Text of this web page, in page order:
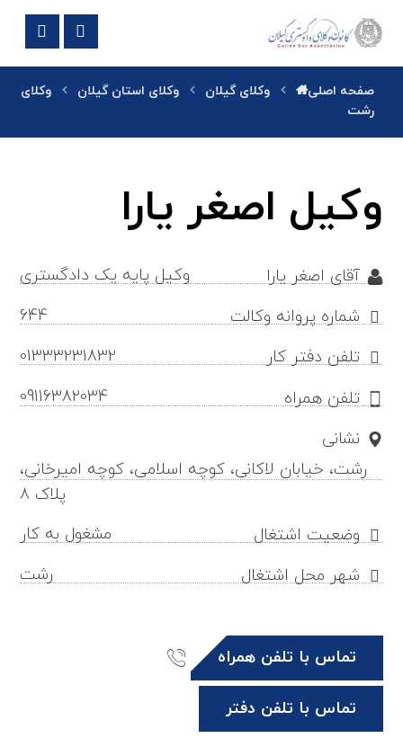
صفحه اصلی وکلای گیلان وکلای استان گیلان
وکلای
رشت
وکیل اصغر یارا
آقای اصغر یارا
وکیل پایه یک دادگستری
شماره پروانه وکالت
644
تلفن دفتر کار
01333231832
تلفن همراه
09116382034
نشانی
رشت، خیابان لاکانی، کوچه اسلامی، کوچه امیرخانی،
پلاک ۸
وضعیت اشتغال
مشغول به کار
شهر محل اشتغال
رشت
تماس با تلفن همراه
تماس با تلفن دفتر